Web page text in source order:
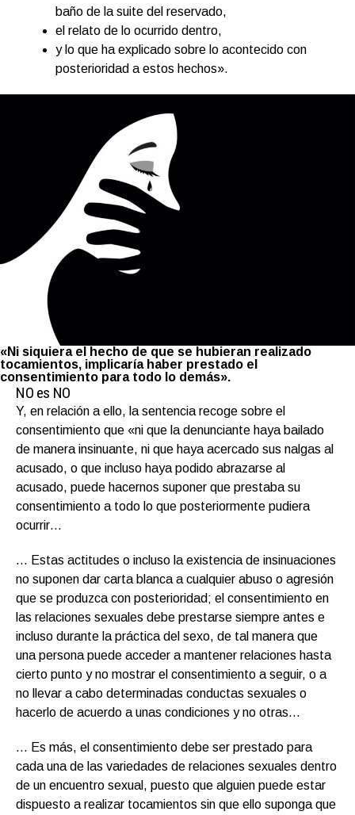
baño de la suite del reservado,
el relato de lo ocurrido dentro,
y lo que ha explicado sobre lo acontecido con
posterioridad a estos hechos».
«Ni siquiera el hecho de que se hubieran realizado
tocamientos, implicaría haber prestado el
consentimiento para todo lo demás».
NO es NO
Y, en relación a ello, la sentencia recoge sobre el
consentimiento que «ni que la denunciante haya bailado
de manera insinuante, ni que haya acercado sus nalgas al
acusado, o que incluso haya podido abrazarse al
acusado, puede hacernos suponer que prestaba su
consentimiento a todo lo que posteriormente pudiera
ocurrir…
… Estas actitudes o incluso la existencia de insinuaciones
no suponen dar carta blanca a cualquier abuso o agresión
que se produzca con posterioridad; el consentimiento en
las relaciones sexuales debe prestarse siempre antes e
incluso durante la práctica del sexo, de tal manera que
una persona puede acceder a mantener relaciones hasta
cierto punto y no mostrar el consentimiento a seguir, o a
no llevar a cabo determinadas conductas sexuales o
hacerlo de acuerdo a unas condiciones y no otras…
… Es más, el consentimiento debe ser prestado para
cada una de las variedades de relaciones sexuales dentro
de un encuentro sexual, puesto que alguien puede estar
dispuesto a realizar tocamientos sin que ello suponga que